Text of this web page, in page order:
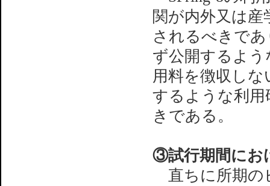
関が内外又は
されるべきで
ず公開するよ
用料を徴収し
するような利
きである。
③試行期間にお
直ちに所期の